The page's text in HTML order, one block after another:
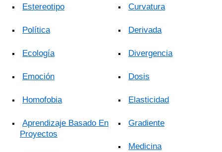
Estereotipo
Política
Ecología
Emoción
Homofobia
Aprendizaje Basado En
Proyectos
Curvatura
Derivada
Divergencia
Dosis
Elasticidad
Gradiente
Medicina